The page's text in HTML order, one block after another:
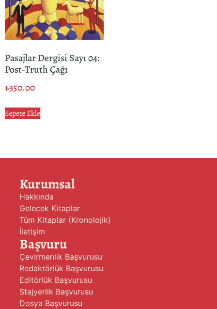
Pasajlar Dergisi Sayı 04:
Post-Truth Çağı
₺350.00
Sepete Ekle
Kurumsal
Hakkında
Gelecek Kitaplar
Tüm Kitaplar (Kronolojik)
İletişim
Başvuru
Çevirmenlik Başvurusu
Redaktörlük Başvurusu
Editörlük Başvurusu
Stajyerlik Başvurusu
Dosya Başvurusu